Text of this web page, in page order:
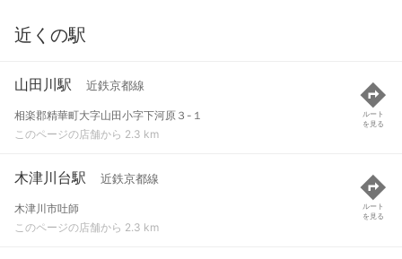
近くの駅
山田川駅 近鉄京都線
相楽郡精華町大字山田小字下河原３-１
このページの店舗から 2.3 km
ルート
を見る
木津川台駅 近鉄京都線
木津川市吐師
このページの店舗から 2.3 km
ルート
を見る